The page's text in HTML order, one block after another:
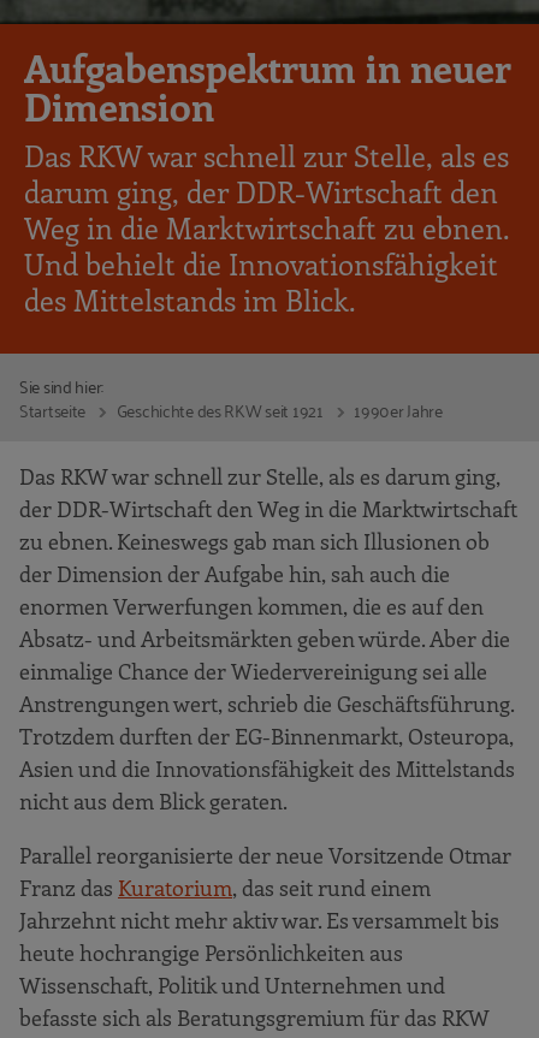
Aufgabenspektrum in neuer
Dimension
Das RKW war schnell zur Stelle, als es
darum ging, der DDR-Wirtschaft den
Weg in die Marktwirtschaft zu ebnen.
Und behielt die Innovationsfähigkeit
des Mittelstands im Blick.
Sie sind hier:
Startseite
Geschichte des RKW seit 1921 1990er Jahre
Das RKW war schnell zur Stelle, als es darum ging,
der DDR-Wirtschaft den Weg in die Marktwirtschaft
zu ebnen. Keineswegs gab man sich Illusionen ob
der Dimension der Aufgabe hin, sah auch die
enormen Verwerfungen kommen, die es auf den
Absatz- und Arbeitsmärkten geben würde. Aber die
einmalige Chance der Wiedervereinigung sei alle
Anstrengungen wert, schrieb die Geschäftsführung.
Trotzdem durften der EG-Binnenmarkt, Osteuropa,
Asien und die Innovationsfähigkeit des Mittelstands
nicht aus dem Blick geraten.
Parallel reorganisierte der neue Vorsitzende Otmar
Franz das Kuratorium, das seit rund einem
Jahrzehnt nicht mehr aktiv war. Es versammelt bis
heute hochrangige Persönlichkeiten aus
Wissenschaft, Politik und Unternehmen und
befasste sich als Beratungsgremium für das RKW